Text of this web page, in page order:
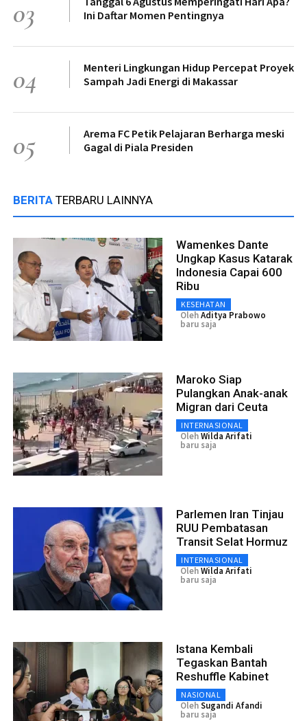
03
Ini Daftar Momen Pentingnya
04
Menteri Lingkungan Hidup Percepat Proyek
Sampah Jadi Energi di Makassar
05
Arema FC Petik Pelajaran Berharga meski
Gagal di Piala Presiden
BERITA TERBARU LAINNYA
Wamenkes Dante
Ungkap Kasus Katarak
Indonesia Capai 600
Ribu
KESEHATAN
OlehAditya Prabowo
baru saja
Maroko Siap
Pulangkan Anak-anak
Migran dari Ceuta
INTERNASIONAL
OlehWilda Arifati
baru saja
Parlemen Iran Tinjau
RUU Pembatasan
Transit Selat Hormuz
INTERNASIONAL
OlehWilda Arifati
baru saja
Istana Kembali
Tegaskan Bantah
Reshuffle Kabinet
NASIONAL
OlehSugandi Afandi
baru saja